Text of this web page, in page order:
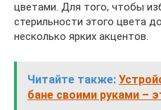
цветами. Для того, чтобы
стерильности этого цвета
несколько ярких акцентов.
Читайте также:
бане своими руками –